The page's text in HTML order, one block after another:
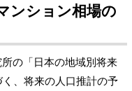
ンション相場の
の「日本の地域別将来
、将来の人口推計の予